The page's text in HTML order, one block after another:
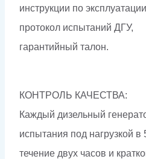
инструкции по
протокол испытаний ДГУ,
гарантийный талон.
КОНТРОЛЬ КАЧЕСТВА:
Каждый дизельный
испытания под нагрузкой в
течение двух часов и